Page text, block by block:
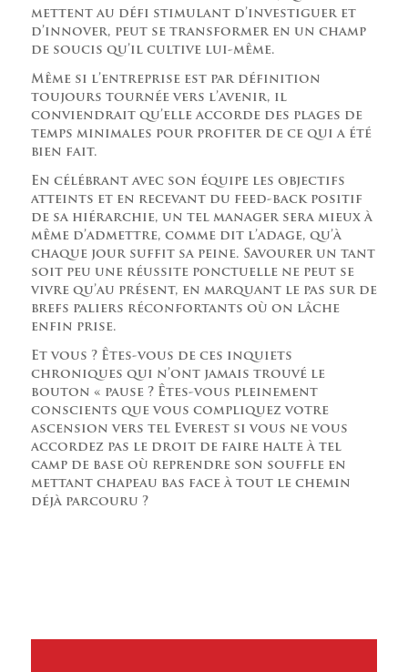
mettent au défi stimulant d’investiguer et
d’innover, peut se transformer en un champ
de soucis qu’il cultive lui-même.
Même si l’entreprise est par définition
toujours tournée vers l’avenir, il
conviendrait qu’elle accorde des plages de
temps minimales pour profiter de ce qui a été
bien fait.
En célébrant avec son équipe les objectifs
atteints et en recevant du feed-back positif
de sa hiérarchie, un tel manager sera mieux à
même d’admettre, comme dit l’adage, qu’à
chaque jour suffit sa peine. Savourer un tant
soit peu une réussite ponctuelle ne peut se
vivre qu’au présent, en marquant le pas sur de
brefs paliers réconfortants où on lâche
enfin prise.
Et vous ? Êtes-vous de ces inquiets
chroniques qui n’ont jamais trouvé le
bouton « pause ? Êtes-vous pleinement
conscients que vous compliquez votre
ascension vers tel Everest si vous ne vous
accordez pas le droit de faire halte à tel
camp de base où reprendre son souffle en
mettant chapeau bas face à tout le chemin
déjà parcouru ?